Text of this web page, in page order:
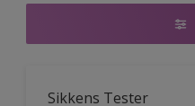
Sikkens Tester